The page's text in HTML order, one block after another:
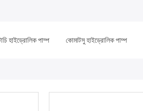
হাইড্রোলিক পাম্প কোমাটসু হাইড্রোলিক পাম্প